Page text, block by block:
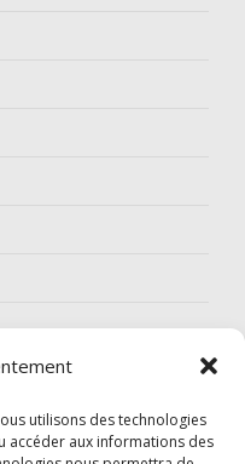
utilisons des technologies
accéder aux informations des